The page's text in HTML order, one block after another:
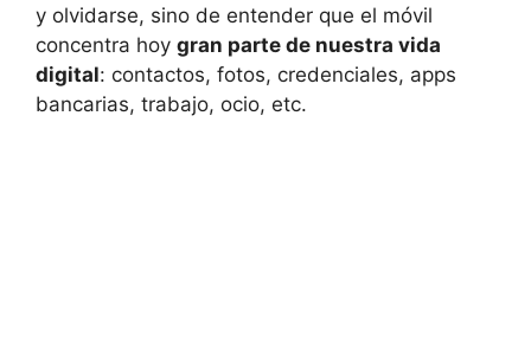
y olvidarse, sino de entender que el móvil
concentra hoy gran parte de nuestra vida
digital: contactos, fotos, credenciales, apps
bancarias, trabajo, ocio, etc.